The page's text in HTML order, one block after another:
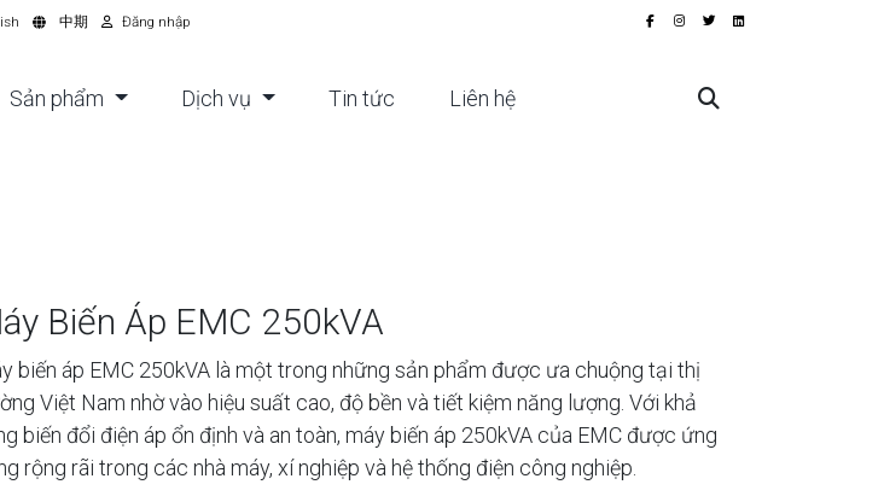
中期 Đăng nhập
Sản phẩm Dịch vụ Tin tức Liên hệ
Biến Áp EMC 250kVA
biến áp EMC 250kVA là một trong những sản phẩm được ưa chuộng tại thị
Việt Nam nhờ vào hiệu suất cao, độ bền và tiết kiệm năng lượng. Với khả
biến đổi điện áp ổn định và an toàn, máy biến áp 250kVA của EMC được ứng
rộng rãi trong các nhà máy, xí nghiệp và hệ thống điện công nghiệp.